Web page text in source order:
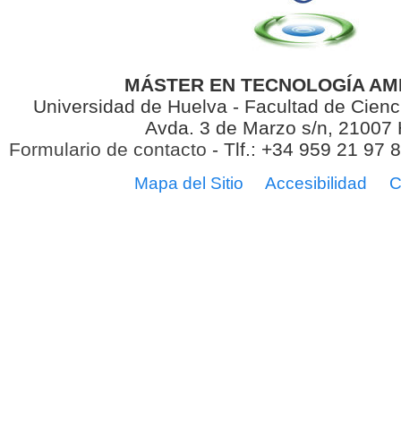
MÁSTER EN TECNOLOGÍA
Universidad de Huelva - Facultad de
Avda. 3 de Marzo s/n, 21007
Formulario de contacto - Tlf.: +34 959 21 97
Mapa del Sitio Accesibilidad